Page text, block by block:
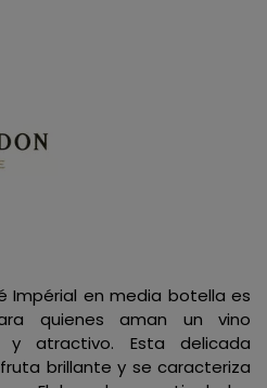
Impérial en media botella es
quienes aman un vino
y atractivo. Esta delicada
brillante y se caracteriza